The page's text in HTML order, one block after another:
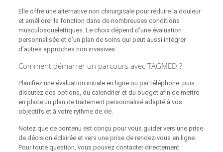
Elle offre une alternative non chirurgicale pour réduire la douleur
et améliorer la fonction dans de nombreuses conditions
musculosquelettiques. Le choix dépend d’une évaluation
personnalisée et d’un plan de soins qui peut aussi intégrer
d’autres approches non invasives.
Comment démarrer un parcours avec TAGMED ?
Planifiez une évaluation initiale en ligne ou par téléphone, puis
discutez des options, du calendrier et du budget afin de mettre
en place un plan de traitement personnalisé adapté à vos
objectifs et à votre rythme de vie.
Notez que ce contenu est conçu pour vous guider vers une prise
de décision éclairée et vers une prise de rendez-vous en ligne.
Pour toute question, vous pouvez contacter directement